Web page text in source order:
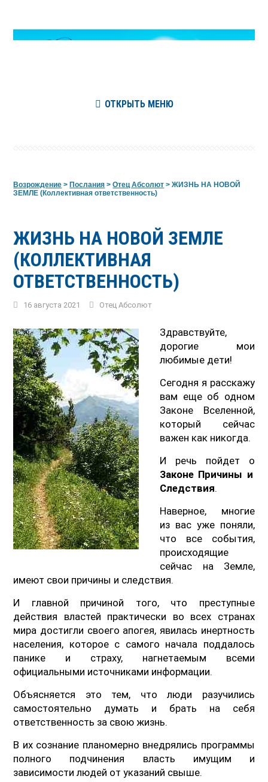
ОТКРЫТЬ МЕНЮ
Возрождение >Послания >Отец Абсолют >ЖИЗНЬ НА НОВОЙ
ЗЕМЛЕ (Коллективная ответственность)
ЖИЗНЬ НА НОВОЙ ЗЕМЛЕ
(КОЛЛЕКТИВНАЯ
ОТВЕТСТВЕННОСТЬ)
16 августа 2021 Отец Абсолют
Здравствуйте,
дорогие мои
любимые дети!
Сегодня я расскажу
вам еще об одном
Законе Вселенной,
который сейчас
важен как никогда.
И речь пойдет о
Законе Причины и
Следствия.
Наверное, многие
из вас уже поняли,
что все события,
происходящие
сейчас на Земле,
имеют свои причины и следствия.
И главной причиной того, что преступные
действия властей практически во всех странах
мира достигли своего апогея, явилась инертность
населения, которое с самого начала поддалось
панике и страху, нагнетаемым всеми
официальными источниками информации.
Объясняется это тем, что люди разучились
самостоятельно думать и брать на себя
ответственность за свою жизнь.
В их сознание планомерно внедрялись программы
полного подчинения власть имущим и
зависимости людей от указаний свыше.